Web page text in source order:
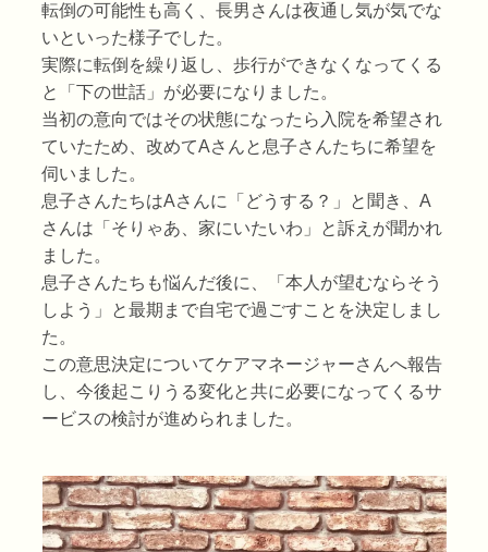
転倒の可能性も高く、長男さんは夜通し気が気でな
いといった様子でした。
実際に転倒を繰り返し、歩行ができなくなってくる
と「下の世話」が必要になりました。
当初の意向ではその状態になったら入院を希望され
ていたため、改めてAさんと息子さんたちに希望を
伺いました。
息子さんたちはAさんに「どうする？」と聞き、A
さんは「そりゃあ、家にいたいわ」と訴えが聞かれ
ました。
息子さんたちも悩んだ後に、「本人が望むならそう
しよう」と最期まで自宅で過ごすことを決定しまし
た。
この意思決定についてケアマネージャーさんへ報告
し、今後起こりうる変化と共に必要になってくるサ
ービスの検討が進められました。